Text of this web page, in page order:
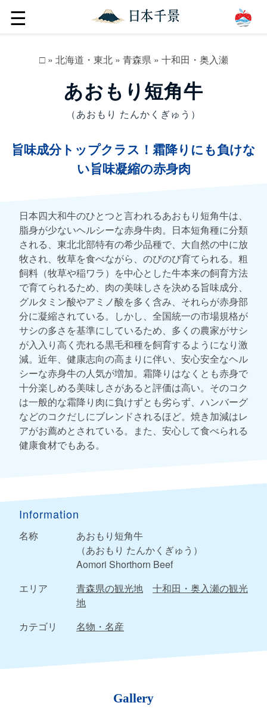
☰
□» 北海道・東北» 青森県» 十和田・奥入瀬
あおもり短角牛
（あおもり たんかくぎゅう）
旨味成分トップクラス！霜降りにも負けな
い旨味凝縮の赤身肉
日本四大和牛のひとつと言われるあおもり短角牛は、
脂身が少ないヘルシーな赤身牛肉。日本短角種に分類
される、東北北部特有の希少品種で、大自然の中に放
牧され、牧草を食べながら、のびのび育てられる。粗
飼料（牧草や稲ワラ）を中心とした牛本来の飼育方法
で育てられるため、肉の美味しさを決める旨味成分、
グルタミン酸やアミノ酸を多く含み、それらが赤身部
分に凝縮されている。しかし、全国統一の市場規格が
サシの多さを基準にしているため、多くの農家がサシ
が入入り高く売れる黒毛和種を飼育するようになり激
減。近年、健康志向の高まりに伴い、安心安全なヘル
シーな赤身牛の人気が増加。霜降りはなくとも赤身で
十分楽しめる美味しさがあると評価は高い。そのコク
は一般的な霜降り肉に負けずとも劣らず、ハンバーグ
などのコクだしにブレンドされるほど。焼き加減はレ
アがお薦めとされている。また、安心して食べられる
健康食材でもある。
Information
名称
あおもり短角牛
（あおもり たんかくぎゅう）
Aomori Shorthorn Beef
エリア
青森県の観光地
十和田・奥入瀬の観光
地
カテゴリ
名物・名産
Gallery